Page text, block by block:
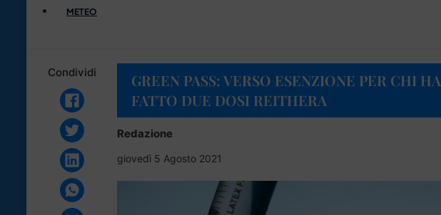
METEO
Condividi
GREEN PASS: VERSO ESENZIONE PER CHI HA
FATTO DUE DOSI REITHERA
Redazione
giovedì 5 Agosto 2021